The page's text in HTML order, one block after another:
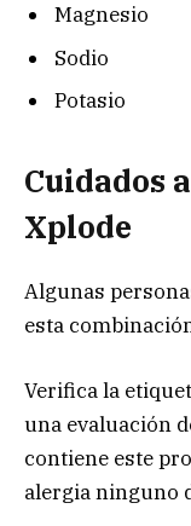
Magnesio
Sodio
Potasio
Cuidados
Xplode
Algunas
esta
Verifica la
una evaluación
contiene este
alergia ninguno